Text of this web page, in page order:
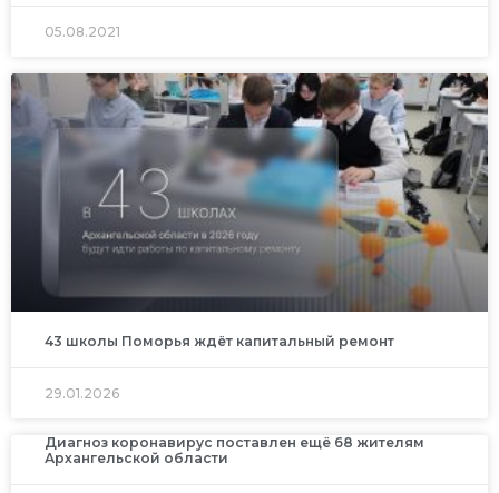
05.08.2021
43 школы Поморья ждёт капитальный ремонт
29.01.2026
Диагноз коронавирус поставлен ещё 68 жителям
Архангельской области